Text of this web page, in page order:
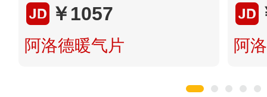
￥1057
阿洛德暖气片 阿